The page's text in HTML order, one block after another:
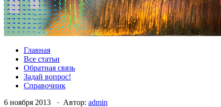
Главная
Все статьи
Обратная связь
Задай вопрос!
Справочник
6 ноября 2013 · Автор: admin